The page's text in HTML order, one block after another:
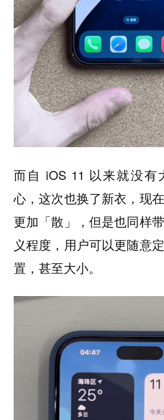
而自 iOS 11 以来就没有
心，这次也换了新衣，现
更加「散」，但是也同样
义程度，用户可以更随意
置，甚至大小。